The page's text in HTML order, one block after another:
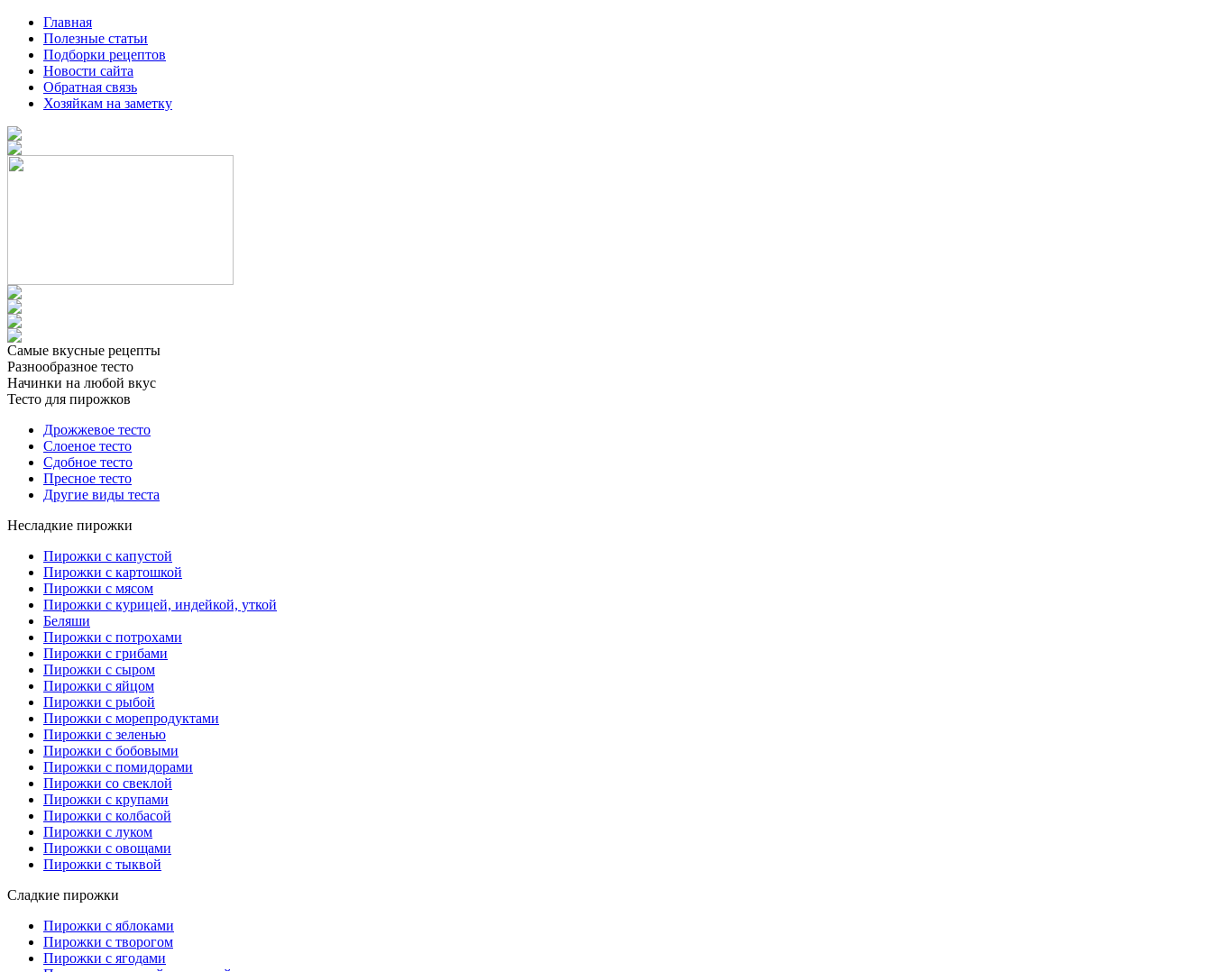
Главная
Полезные статьи
Подборки рецептов
Новости сайта
Обратная связь
Хозяйкам на заметку
Самые вкусные рецепты
Разнообразное тесто
Начинки на любой вкус
Тесто для пирожков
Дрожжевое тесто
Слоеное тесто
Сдобное тесто
Пресное тесто
Другие виды теста
Несладкие пирожки
Пирожки с капустой
Пирожки с картошкой
Пирожки с мясом
Пирожки с курицей, индейкой, уткой
Беляши
Пирожки с потрохами
Пирожки с грибами
Пирожки с сыром
Пирожки с яйцом
Пирожки с рыбой
Пирожки с морепродуктами
Пирожки с зеленью
Пирожки с бобовыми
Пирожки с помидорами
Пирожки со свеклой
Пирожки с крупами
Пирожки с колбасой
Пирожки с луком
Пирожки с овощами
Пирожки с тыквой
Сладкие пирожки
Пирожки с яблоками
Пирожки с творогом
Пирожки с ягодами